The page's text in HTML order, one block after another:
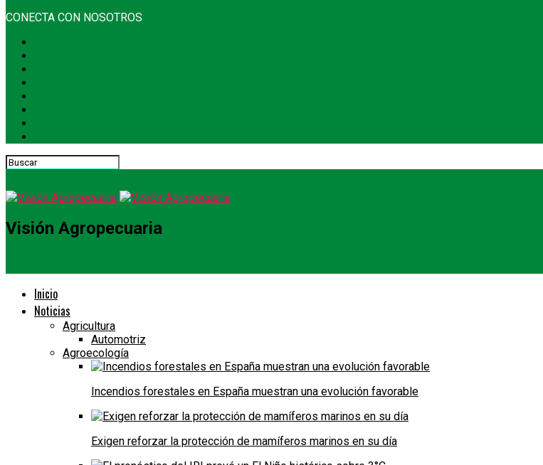
CONECTA CON NOSOTROS
Visión Agropecuaria
Inicio
Noticias
Agricultura
Automotriz
Agroecología
Incendios forestales en España muestran una evolución favorable
Exigen reforzar la protección de mamíferos marinos en su día